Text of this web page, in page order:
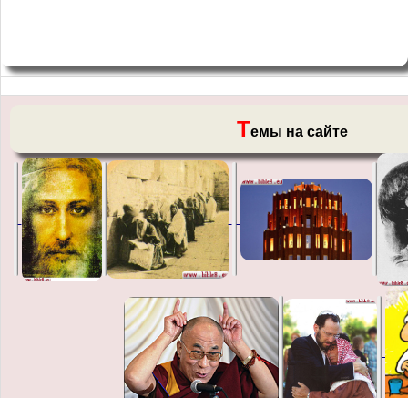
Темы на сайте